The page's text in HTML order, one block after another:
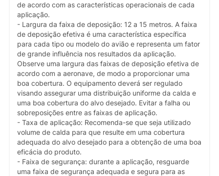
de acordo com as características operacionais de cada
aplicação.
- Largura da faixa de deposição: 12 a 15 metros. A faixa
de deposição efetiva é uma característica específica
para cada tipo ou modelo do avião e representa um fator
de grande influência nos resultados da aplicação.
Observe uma largura das faixas de deposição efetiva de
acordo com a aeronave, de modo a proporcionar uma
boa cobertura. O equipamento deverá ser regulado
visando assegurar uma distribuição uniforme da calda e
uma boa cobertura do alvo desejado. Evitar a falha ou
sobreposições entre as faixas de aplicação.
- Taxa de aplicação: Recomenda-se que seja utilizado
volume de calda para que resulte em uma cobertura
adequada do alvo desejado para a obtenção de uma boa
eficácia do produto.
- Faixa de segurança: durante a aplicação, resguarde
uma faixa de segurança adequada e segura para as